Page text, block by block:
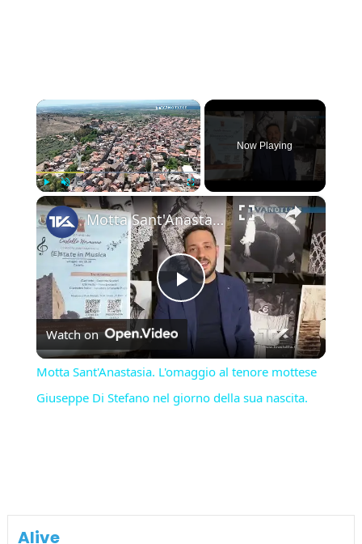
×
Play Unmute Fullscreen
Now Playing
×
Play
Video
Motta Sant'Anastasia. L'omaggio al tenore mottese Giuseppe Di Stefano nel giorno della sua nascita.
Watch on
Motta Sant'Anastasia. L'omaggio al tenore mottese
Giuseppe Di Stefano nel giorno della sua nascita.
Alive